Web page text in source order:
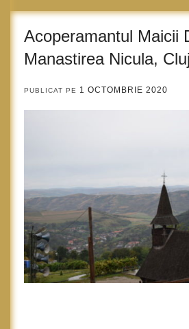
Acoperamantul Maicii
Manastirea Nicula, Cluj
PUBLICAT PE 1 OCTOMBRIE 2020